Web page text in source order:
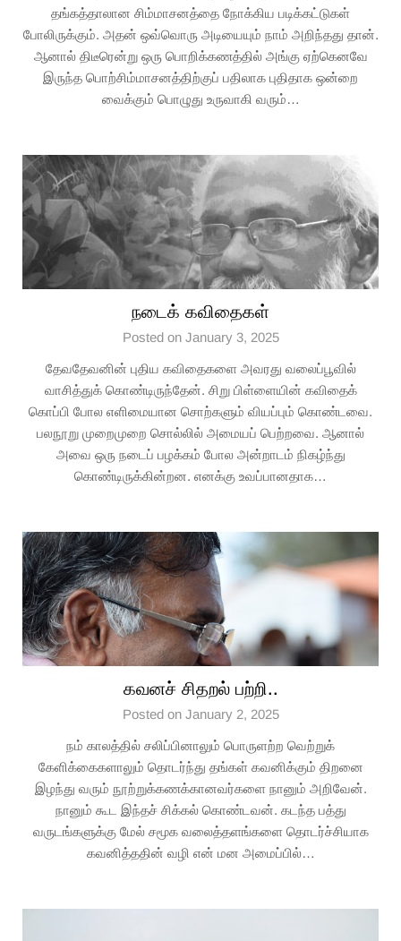
தங்கத்தாலான சிம்மாசனத்தை நோக்கிய படிக்கட்டுகள்
போலிருக்கும். அதன் ஒவ்வொரு அடியையும் நாம் அறிந்தது தான்.
ஆனால் திடீரென்று ஒரு பொறிக்கணத்தில் அங்கு ஏற்கெனவே
இருந்த பொற்சிம்மாசனத்திற்குப் பதிலாக புதிதாக ஒன்றை
வைக்கும் பொழுது உருவாகி வரும்…
நடைக் கவிதைகள்
Posted on January 3, 2025
தேவதேவனின் புதிய கவிதைகளை அவரது வலைப்பூவில்
வாசித்துக் கொண்டிருந்தேன். சிறு பிள்ளையின் கவிதைக்
கொப்பி போல எளிமையான சொற்களும் வியப்பும் கொண்டவை.
பலநூறு முறைமுறை சொல்லில் அமையப் பெற்றவை. ஆனால்
அவை ஒரு நடைப் பழக்கம் போல அன்றாடம் நிகழ்ந்து
கொண்டிருக்கின்றன. எனக்கு உவப்பானதாக…
கவனச் சிதறல் பற்றி..
Posted on January 2, 2025
நம் காலத்தில் சலிப்பினாலும் பொருளற்ற வெற்றுக்
கேளிக்கைகளாலும் தொடர்ந்து தங்கள் கவனிக்கும் திறனை
இழந்து வரும் நூற்றுக்கணக்கானவர்களை நானும் அறிவேன்.
நானும் கூட இந்தச் சிக்கல் கொண்டவன். கடந்த பத்து
வருடங்களுக்கு மேல் சமூக வலைத்தளங்களை தொடர்ச்சியாக
கவனித்ததின் வழி என் மன அமைப்பில்…